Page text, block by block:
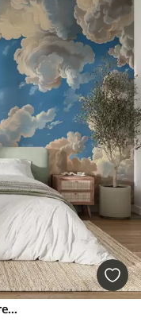
Nubes ondulantes en cálidos tonos crema, melocotón suave y pálido, sobre un cielo azul intenso y vibrante